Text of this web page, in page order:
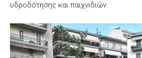
υδροδότησης και παιχνιδιών.